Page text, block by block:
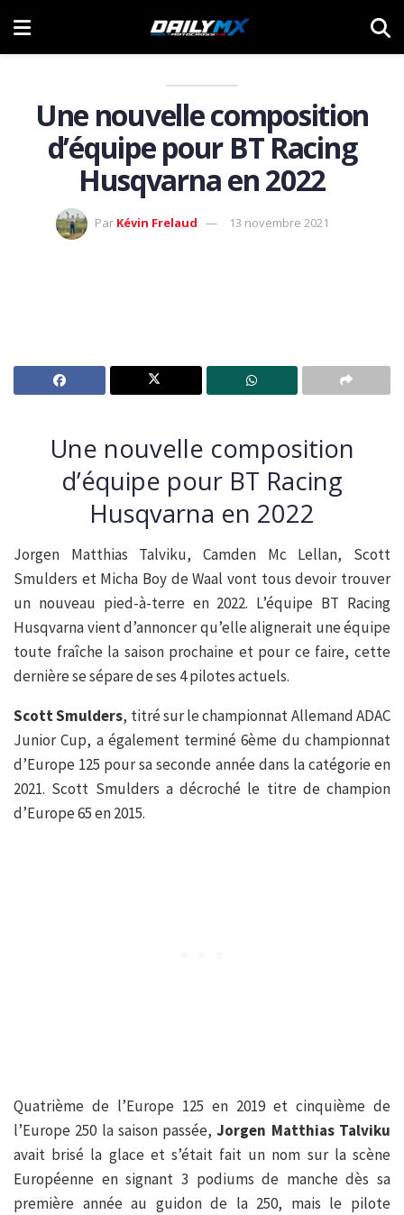
Une nouvelle composition
d’équipe pour BT Racing
Husqvarna en 2022
Par Kévin Frelaud 13 novembre 2021
Une nouvelle composition
d’équipe pour BT Racing
Husqvarna en 2022
Jorgen Matthias Talviku, Camden Mc Lellan, Scott
Smulders et Micha Boy de Waal vont tous devoir trouver
un nouveau pied-à-terre en 2022. L’équipe BT Racing
Husqvarna vient d’annoncer qu’elle alignerait une équipe
toute fraîche la saison prochaine et pour ce faire, cette
dernière se sépare de ses 4 pilotes actuels.
Scott Smulders, titré sur le championnat Allemand ADAC
Junior Cup, a également terminé 6ème du championnat
d’Europe 125 pour sa seconde année dans la catégorie en
2021. Scott Smulders a décroché le titre de champion
d’Europe 65 en 2015.
Quatrième de l’Europe 125 en 2019 et cinquième de
l’Europe 250 la saison passée,Jorgen Matthias Talviku
avait brisé la glace et s’était fait un nom sur la scène
Européenne en signant 3 podiums de manche dès sa
première année au guidon de la 250, mais le pilote